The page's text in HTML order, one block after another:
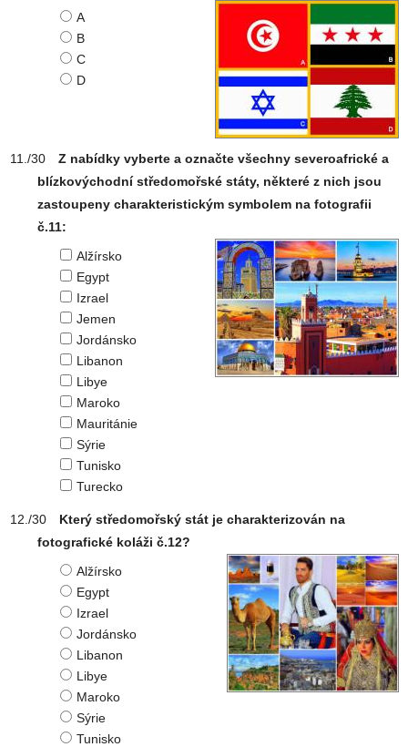
A
B
C
D
Z nabídky vyberte a označte všechny severoafrické a
blízkovýchodní středomořské státy, některé z nich jsou
zastoupeny charakteristickým symbolem na fotografii
č.11:
Alžírsko
Egypt
Izrael
Jemen
Jordánsko
Libanon
Libye
Maroko
Mauritánie
Sýrie
Tunisko
Turecko
Který středomořský stát je charakterizován na
fotografické koláži č.12?
Alžírsko
Egypt
Izrael
Jordánsko
Libanon
Libye
Maroko
Sýrie
Tunisko